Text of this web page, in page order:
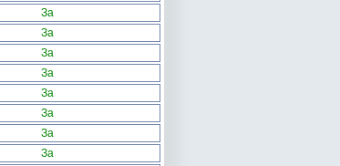
За
За
За
За
За
За
За
За